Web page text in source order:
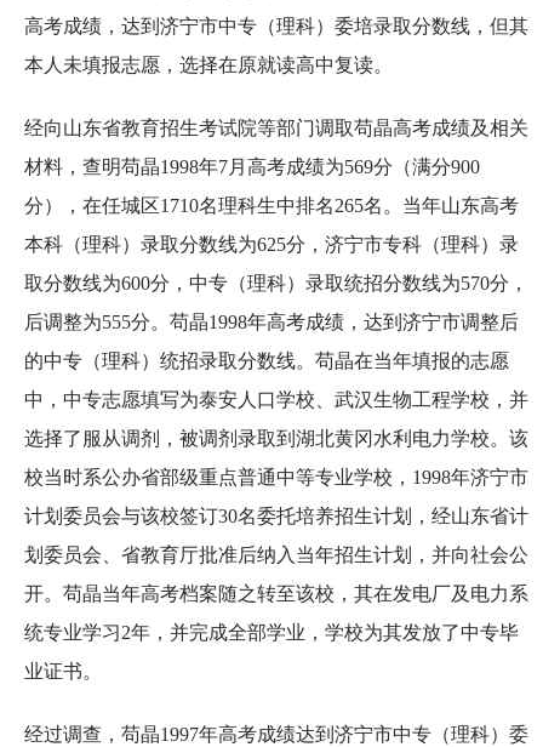
高考成绩，达到济宁市中专（理科）委培录取分数线，但其
本人未填报志愿，选择在原就读高中复读。
经向山东省教育招生考试院等部门调取苟晶高考成绩及相关
材料，查明苟晶1998年7月高考成绩为569分（满分900
分），在任城区1710名理科生中排名265名。当年山东高考
本科（理科）录取分数线为625分，济宁市专科（理科）录
取分数线为600分，中专（理科）录取统招分数线为570分，
后调整为555分。苟晶1998年高考成绩，达到济宁市调整后
的中专（理科）统招录取分数线。苟晶在当年填报的志愿
中，中专志愿填写为泰安人口学校、武汉生物工程学校，并
选择了服从调剂，被调剂录取到湖北黄冈水利电力学校。该
校当时系公办省部级重点普通中等专业学校，1998年济宁市
计划委员会与该校签订30名委托培养招生计划，经山东省计
划委员会、省教育厅批准后纳入当年招生计划，并向社会公
开。苟晶当年高考档案随之转至该校，其在发电厂及电力系
统专业学习2年，并完成全部学业，学校为其发放了中专毕
业证书。
经过调查，苟晶1997年高考成绩达到济宁市中专（理科）委